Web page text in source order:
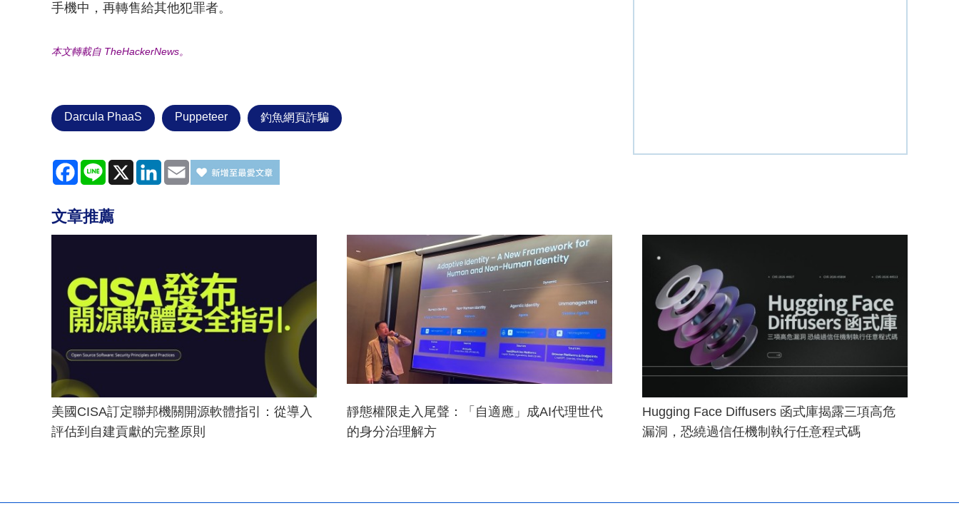
手機中，再轉售給其他犯罪者。
本文轉載自 TheHackerNews。
Darcula PhaaS Puppeteer 釣魚網頁詐騙
Facebook
Line X LinkedInEmail
文章推薦
美國CISA訂定聯邦機關開源軟體指引：從導入
評估到自建貢獻的完整原則
靜態權限走入尾聲：「自適應」成AI代理世代
的身分治理解方
Hugging Face Diffusers 函式庫揭露三項高危
漏洞，恐繞過信任機制執行任意程式碼